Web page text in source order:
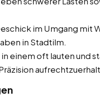
im Umgang mit
in Stadtilm.
einem oft lauten und